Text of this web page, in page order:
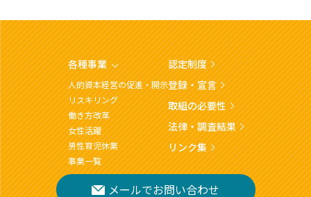
各種事業
人的資本経営の促進・開示
リスキリング
働き方改革
女性活躍
男性育児休業
事業一覧
認定制度
登録・宣言
取組の必要性
法律・調査結果
リンク集
メールでお問い合わせ